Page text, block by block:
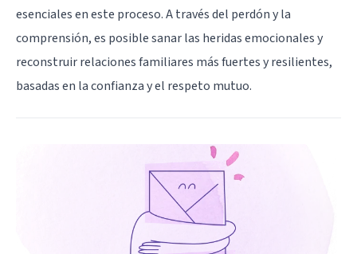
esenciales en este proceso. A través del perdón y la
comprensión, es posible sanar las heridas emocionales y
reconstruir relaciones familiares más fuertes y resilientes,
basadas en la confianza y el respeto mutuo.